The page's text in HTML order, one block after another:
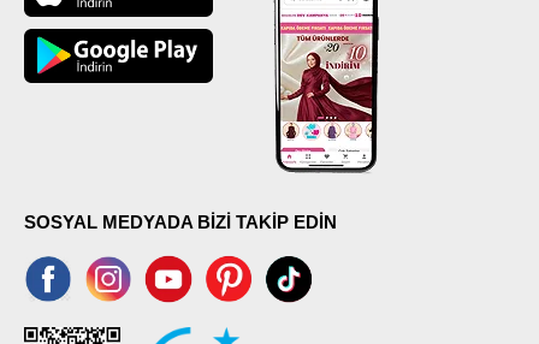
SOSYAL MEDYADA BİZİ TAKİP EDİN